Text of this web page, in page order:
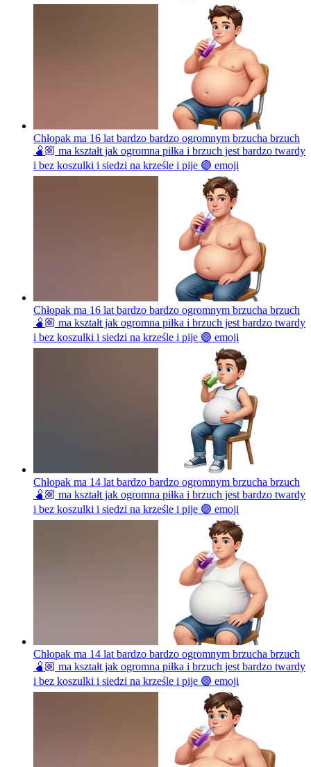
Chłopak ma 16 lat bardzo bardzo ogromnym brzucha brzuch
🫄🏼 ma kształt jak ogromna piłka i brzuch jest bardzo twardy
i bez koszulki i siedzi na krześle i pije 🟣 emoji
Chłopak ma 16 lat bardzo bardzo ogromnym brzucha brzuch
🫄🏼 ma kształt jak ogromna piłka i brzuch jest bardzo twardy
i bez koszulki i siedzi na krześle i pije 🟣 emoji
Chłopak ma 14 lat bardzo bardzo ogromnym brzucha brzuch
🫄🏼 ma kształt jak ogromna piłka i brzuch jest bardzo twardy
i bez koszulki i siedzi na krześle i pije 🟣 emoji
Chłopak ma 14 lat bardzo bardzo ogromnym brzucha brzuch
🫄🏼 ma kształt jak ogromna piłka i brzuch jest bardzo twardy
i bez koszulki i siedzi na krześle i pije 🟣 emoji